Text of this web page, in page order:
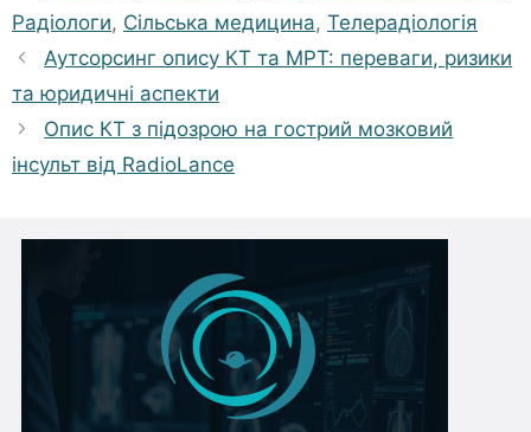
Радіологи, Сільська медицина, Телерадіологія
Аутсорсинг опису КТ та МРТ: переваги, ризики
та юридичні аспекти
Опис КТ з підозрою на гострий мозковий
інсульт від RadioLance